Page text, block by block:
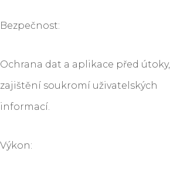
Bezpečnost:
Ochrana dat a aplikace před útoky,
zajištění soukromí uživatelských
informací.
Výkon: